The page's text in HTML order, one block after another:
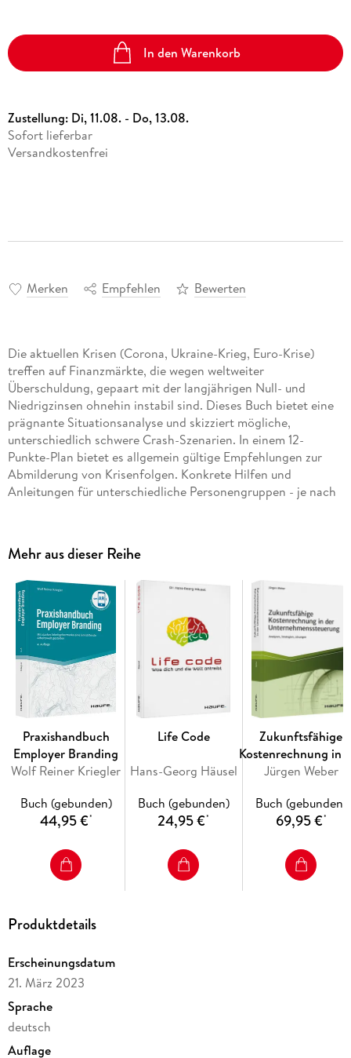
In den Warenkorb
Zustellung: Di, 11.08. - Do, 13.08.
Sofort lieferbar
Versandkostenfrei
Merken Empfehlen Bewerten
Die aktuellen Krisen (Corona, Ukraine-Krieg, Euro-Krise)
treffen auf Finanzmärkte, die wegen weltweiter
Überschuldung, gepaart mit der langjährigen Null- und
Niedrigzinsen ohnehin instabil sind. Dieses Buch bietet eine
prägnante Situationsanalyse und skizziert mögliche,
unterschiedlich schwere Crash-Szenarien. In einem 12-
Punkte-Plan bietet es allgemein gültige Empfehlungen zur
Abmilderung von Krisenfolgen. Konkrete Hilfen und
Anleitungen für unterschiedliche Personengruppen - je nach
Inhalte:
Mögliche Abläufe und Erscheinungsformen eines Crashs
Vorbereitungs- und Handlungsempfehlungen für
unterschiedliche Krisenverläufe
Anleitung zur Selbsteinschätzung des persönlichen
Handlungsbedarfs
Jenga-Finance, Knirschen in der Euro-Zone und
Finanzinstitutionen in Bedrängnis
Deep Risk: Wir fürchten uns vor den falschen Risiken
Systemschutz geht über Verbraucherschutz
Konstruktive Crash-Psychologie und Chancenorientierung
In der 2. Auflage:
Aktuelle Krisen: Corona, Ukraine-Krieg, Euro-Krise
Erhöhung der Staatsverschuldung
Anti-Krisen-Programm der EZB
Stimmen zum Buch:
werden. Hartmut Walz ist einer, der das aktiv angeht. "
Sebastian Külps | Leiter Deutschland und Nordeuropa, Vanguard
Mehr aus dieser Reihe
Praxishandbuch
Employer Branding
Wolf Reiner Kriegler
Buch (gebunden)
44,95 €*
Life Code
Hans-Georg Häusel
Buch (gebunden)
24,95 €*
Zukunftsfähige
Kostenrechnung in
Jürgen Weber
Buch (gebunden)
69,95 €*
Produktdetails
Erscheinungsdatum
21. März 2023
Sprache
deutsch
Auflage